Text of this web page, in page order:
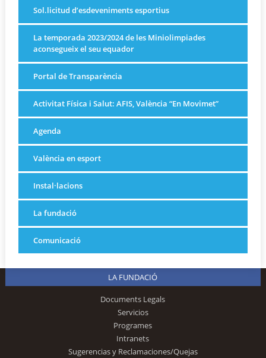
Sol.licitud d’esdeveniments esportius
La temporada 2023/2024 de les Miniolimpiades
aconsegueix el seu equador
Portal de Transparència
Activitat Física i Salut: AFIS, València “En Movimet”
Agenda
València en esport
Instal·lacions
La fundació
Comunicació
LA FUNDACIÓ
Documents Legals
Servicios
Programes
Intranets
Sugerencias y Reclamaciones/Quejas